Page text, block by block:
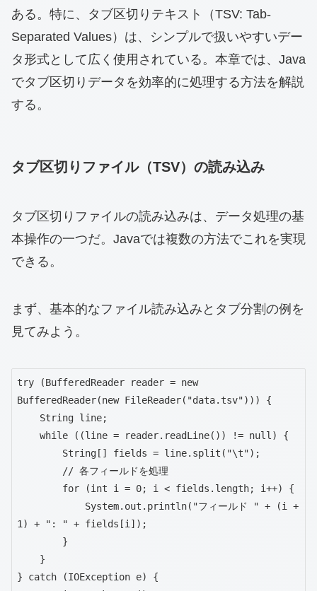
ある。特に、タブ区切りテキスト（TSV: Tab-
Separated Values）は、シンプルで扱いやすいデー
タ形式として広く使用されている。本章では、Java
でタブ区切りデータを効率的に処理する方法を解説
する。
タブ区切りファイル（TSV）の読み込み
タブ区切りファイルの読み込みは、データ処理の基
本操作の一つだ。Javaでは複数の方法でこれを実現
できる。
まず、基本的なファイル読み込みとタブ分割の例を
見てみよう。
try (BufferedReader reader = new
BufferedReader(new FileReader("data.tsv"))) {
1) + ": " + fields[i]);
} catch (IOException e) {